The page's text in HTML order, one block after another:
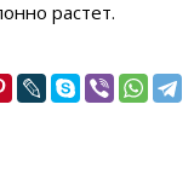
растет.